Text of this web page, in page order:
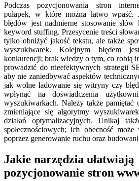
Podczas pozycjonowania stron
pułapek, w które można łatwo wpaść.
błędów jest nadmierne stosowanie
keyword stuffing. Przesycenie treści
tylko obniżyć jakość tekstu, ale także
wyszukiwarek. Kolejnym błędem
konkurencji; brak wiedzy o tym, co robią
prowadzić do nieefektywnych strategii
aby nie zaniedbywać aspektów
jak wolne ładowanie się witryny czy
wpłynąć na doświadczenia
wyszukiwarkach. Należy także pamiętać
zmieniające się algorytmy
działań optymalizacyjnych. Unikaj
społecznościowych; ich obecność może
poprzez generowanie ruchu oraz
Jakie narzędzia ułatwiają
pozycjonowanie stron